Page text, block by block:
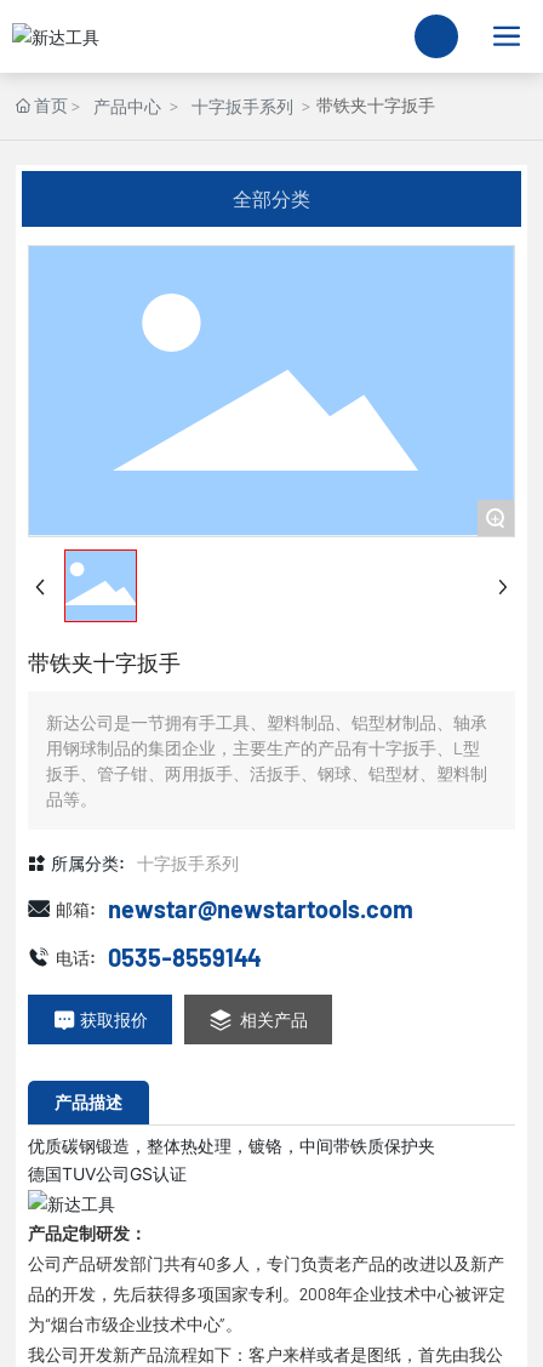
首页 产品中心 十字扳手系列 带铁夹十字扳手
全部分类
+
带铁夹十字扳手
新达公司是一节拥有手工具、塑料制品、铝型材制品、轴承
用钢球制品的集团企业，主要生产的产品有十字扳手、L型
扳手、管子钳、两用扳手、活扳手、钢球、铝型材、塑料制
品等。
所属分类: 十字扳手系列
邮箱: newstar@newstartools.com
电话: 0535-8559144
获取报价 相关产品
产品描述
优质碳钢锻造，整体热处理，镀铬，中间带铁质保护夹
德国TUV公司GS认证
产品定制研发：
公司产品研发部门共有40多人，专门负责老产品的改进以及新产
品的开发，先后获得多项国家专利。2008年企业技术中心被评定
为“烟台市级企业技术中心”。
我公司开发新产品流程如下：客户来样或者是图纸，首先由我公